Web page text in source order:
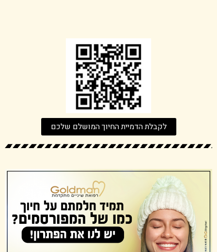
לקבלת הדמיית החיוך המושלם שלכם